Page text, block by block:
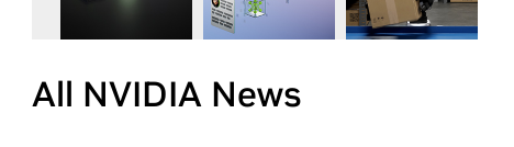
All NVIDIA News